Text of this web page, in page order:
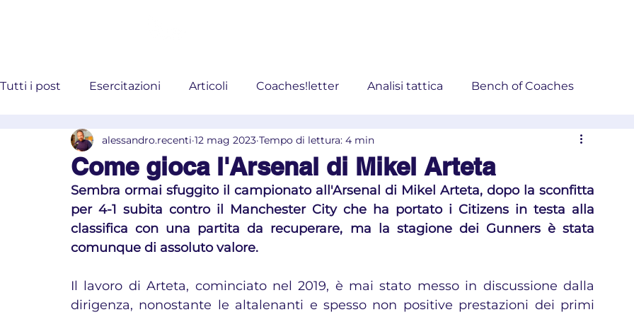
Tutti i post Esercitazioni Articoli Coaches!letter Analisi tattica Bench of Coaches
#AllenamentoCognitivo #Allenamento
Come gioca l'Arsenal di Mikel Arteta
alessandro.recenti 12 mag 2023 Tempo di lettura: 4 min
Sembra ormai sfuggito il campionato all'Arsenal di Mikel Arteta, dopo la sconfitta
per 4-1 subita contro il Manchester City che ha portato i Citizens in testa alla
classifica con una partita da recuperare, ma la stagione dei Gunners è stata
comunque di assoluto valore.
Il lavoro di Arteta, cominciato nel 2019, è mai stato messo in discussione dalla
dirigenza, nonostante le altalenanti e spesso non positive prestazioni dei primi